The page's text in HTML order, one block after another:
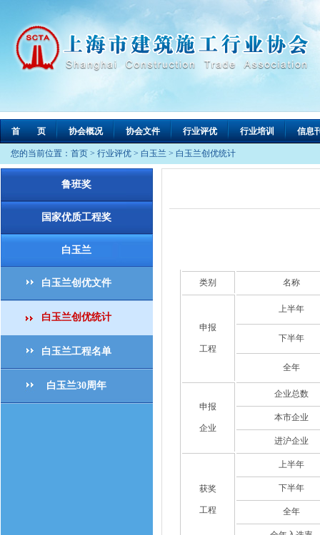
首 页 协会概况 协会文件 行业评优 行业培训 信息
您的当前位置： 首页 > 行业评优 > 白玉兰 > 白玉兰创优统计
鲁班奖
国家优质工程奖
白玉兰
白玉兰创优文件
白玉兰创优统计
白玉兰工程名单
白玉兰30周年
类别 名称
申报
工程
上半年
下半年
全年
申报
企业
企业总数
本市企业
进沪企业
获奖
工程
上半年
下半年
全年